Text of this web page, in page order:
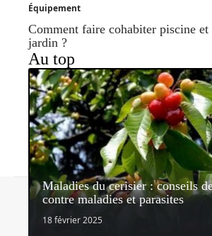
Équipement
Comment faire cohabiter piscine et
jardin ?
Au top
Maladies du cerisier : conseils
contre maladies et parasites
18 février 2025© 2026 |
Contact Mentions légales